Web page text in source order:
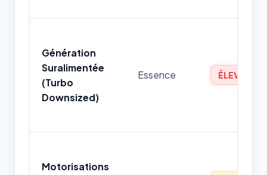
Génération
Suralimentée
(Turbo
Downsized)
Essence ÉLEVÉ
Motorisations